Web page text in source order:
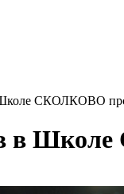
Школе СКОЛКОВО
в